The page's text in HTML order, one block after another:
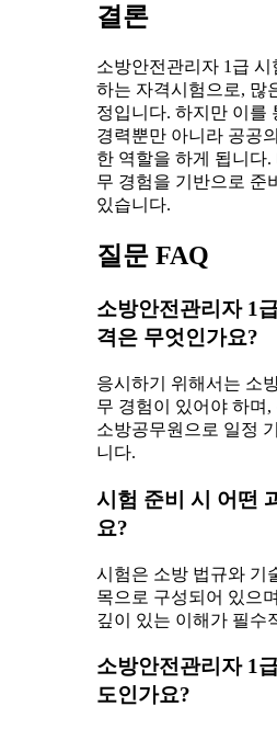
결론
소방안전관리자 1급
하는 자격시험으로, 많
정입니다. 하지만 이를
경력뿐만 아니라 공공
한 역할을 하게 됩니다
무 경험을 기반으로 준
있습니다.
질문 FAQ
소방안전관리자 1
격은 무엇인가요?
응시하기 위해서는 소
무 경험이 있어야 하며
소방공무원으로 일정
니다.
시험 준비 시 어떤
요?
시험은 소방 법규와 기
목으로 구성되어 있으
깊이 있는 이해가 필수
소방안전관리자 1
도인가요?